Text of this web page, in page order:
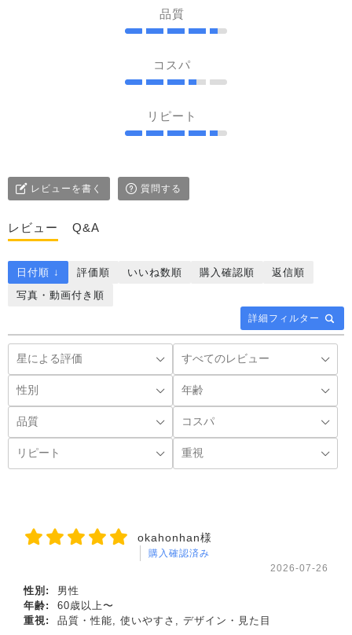
品質
コスパ
リピート
レビューを書く 質問する
レビュー Q&A
詳細フィルター
日付順 ↓ 評価順 いいね数順 購入確認順
返信順
写真・動画付き順
okahonhan様
購入確認済み
2026-07-26
性別:
男性
年齢:
60歳以上〜
重視:
品質・性能, 使いやすさ, デザイン・見た目